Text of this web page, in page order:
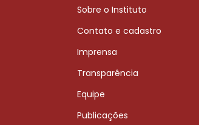
Sobre o Instituto
Contato e cadastro
Imprensa
Transparência
Equipe
Publicações